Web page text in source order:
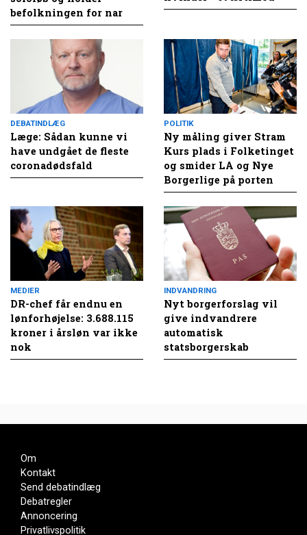
befolkningen for nar
DEBATINDLÆG
Læge: Sådan kunne vi
have undgået de fleste
coronadødsfald
POLITIK
Ny måling giver Stram
Kurs plads i Folketinget
og smider LA og Nye
Borgerlige på porten
MEDIER
DR-chef får endnu en
lønforhøjelse: 3.688.115
kroner i årsløn var ikke
nok
INDVANDRING
Nyt borgerforslag vil
give indvandrere
automatisk
statsborgerskab
Om
Kontakt
Send debatindlæg
Debatregler
Annoncering
Privatlivspolitik